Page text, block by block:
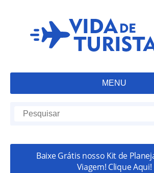
MENU
Baixe Grátis nosso Kit de
Viagem! Clique Aqui!